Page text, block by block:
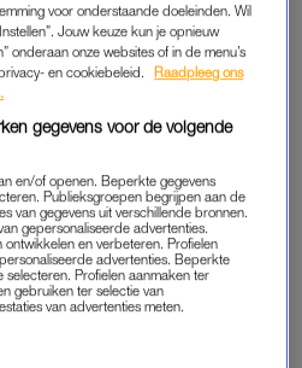
MET
toegang tot alle
online
winacties en
voor onderstaande doeleinden. Wil
Jouw keuze kun je opnieuw
onderaan onze websites of in de menu’s
en cookiebeleid.
Raadpleeg ons
gegevens voor de volgende
en/of openen. Beperkte gegevens
Publieksgroepen begrijpen aan de
van gegevens uit verschillende bronnen.
gepersonaliseerde advertenties.
ontwikkelen en verbeteren. Profielen
advertenties. Beperkte
Profielen aanmaken ter
gebruiken ter selectie van
van advertenties meten.